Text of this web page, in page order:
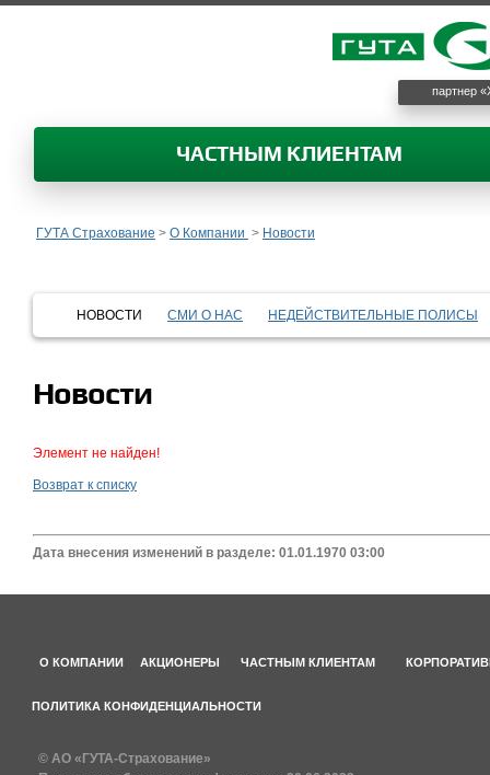
партнер
ЧАСТНЫМ КЛИЕНТАМ
ГУТА Страхование > О Компании > Новости
НОВОСТИ СМИ О НАС НЕДЕЙСТВИТЕЛЬНЫЕ ПОЛИСЫ
Новости
Элемент не найден!
Возврат к списку
Дата внесения изменений в разделе: 01.01.1970 03:00
О КОМПАНИИ АКЦИОНЕРЫ ЧАСТНЫМ КЛИЕНТАМ
ПОЛИТИКА КОНФИДЕНЦИАЛЬНОСТИ
© АО «ГУТА-Страхование»